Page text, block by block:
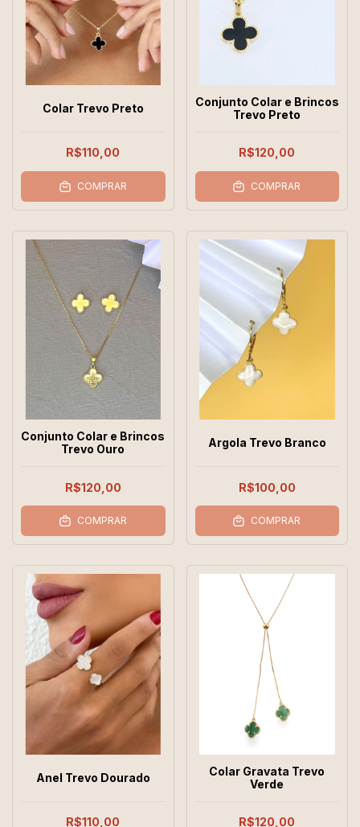
Colar Trevo Preto
R$110,00
COMPRAR
Conjunto Colar e Brincos
Trevo Preto
R$120,00
COMPRAR
Conjunto Colar e Brincos
Trevo Ouro
R$120,00
COMPRAR
Argola Trevo Branco
R$100,00
COMPRAR
Anel Trevo Dourado
R$110,00
Colar Gravata Trevo
Verde
R$120,00